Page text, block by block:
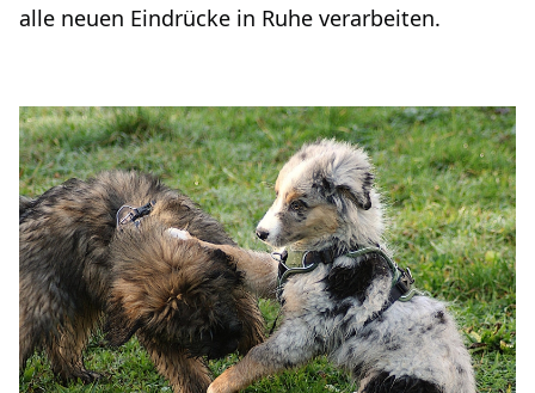
alle neuen Eindrücke in Ruhe verarbeiten.